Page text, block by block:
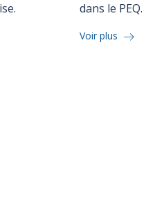
dans le PEQ.
Voir plus